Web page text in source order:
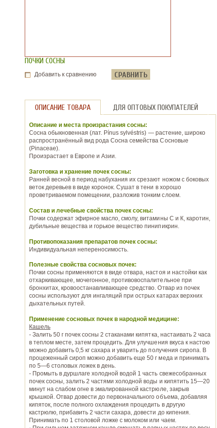
ПОЧКИ СОСНЫ
Добавить к сравнению СРАВНИТЬ
ОПИСАНИЕ ТОВАРА ДЛЯ ОПТОВЫХ ПОКУПАТЕЛЕЙ
Описание и места произрастания сосны:
Сосна обыкновенная (лат. Pínus sylvéstris) — растение, широко
распространённый вид рода Сосна семейства Сосновые
(Pinaceae).
Произрастает в Европе и Азии.
Заготовка и хранение почек сосны:
Ранней весной в период набухания их срезают ножом с боковых
веток деревьев в виде коронок. Сушат в тени в хорошо
проветриваемом помещении, разложив тонким слоем.
Состав и лечебные свойства почек сосны:
Почки содержат эфирное масло, смолу, витамины С и К, каротин,
дубильные вещества и горькое вещество пинипикрин.
Противопоказания препаратов почек сосны:
Индивидуальная непереносимость.
Полезные свойства сосновых почек:
Почки сосны применяются в виде отвара, настоя и настойки как
отхаркивающее, мочегонное, противовоспалительное при
бронхитах, кровоостанавливающее средство. Отвар из почек
сосны используют для ингаляций при острых катарах верхних
дыхательных путей.
Применение сосновых почек в народной медицине:
Кашель
- Залить 50 г почек сосны 2 стаканами кипятка, настаивать 2 часа
в теплом месте, затем процедить. Для улучшения вкуса к настою
можно добавить 0,5 кг сахара и уварить до получения сиропа. В
процеженный сироп можно добавить еще 50 г меда и принимать
по 5—6 столовых ложек в день.
- Промыть в дуршлаге холодной водой 1 часть свежесобранных
почек сосны, залить 2 частями холодной воды и кипятить 15—20
минут на слабом огне в эмалированной кастрюле, закрыв
крышкой. Отвар довести до первоначального объема, добавляя
кипяток, после полного охлаждения процедить в другую
кастрюлю, прибавить 2 части сахара, довести до кипения.
Принимать по 1 столовой ложке с молоком или чаем.